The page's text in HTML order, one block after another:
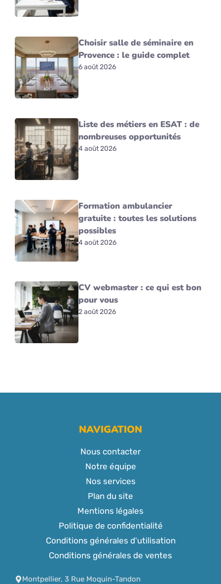
Choisir salle de séminaire en
Provence : le guide complet
6 août 2026
Liste des métiers en ESAT : de
nombreuses opportunités
4 août 2026
Formation ambulancier
gratuite : toutes les solutions
possibles
4 août 2026
CV webmaster : ce qui est bon
pour vous
2 août 2026
NAVIGATION
Nous contacter
Notre équipe
Nos services
Plan du site
Mentions légales
Politique de confidentialité
Conditions générales d'utilisation
Conditions générales de ventes
Montpellier, 3 Rue Moquin-Tandon